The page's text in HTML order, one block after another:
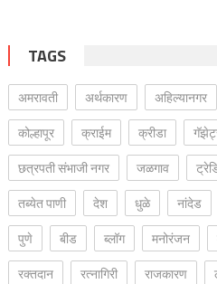
TAGS
अमरावती अर्थकारण अहिल्यानगर
कोल्हापूर
क्राईम क्रीडा
छत्रपती संभाजी नगर
जळगाव
तब्येत पाणी
देश धुळे नांदेड
पुणे
बीड ब्लॉग मनोरंजन
रक्‍तदान
रत्नागिरी राजकारण